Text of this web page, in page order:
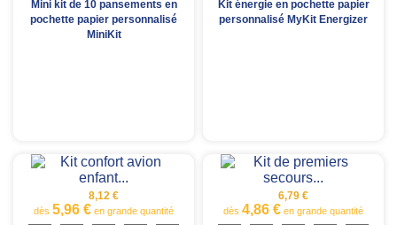
Mini kit de 10 pansements en
pochette papier personnalisé
MiniKit
Kit énergie en pochette papier
personnalisé MyKit Energizer
8,12 €
dès 5,96 € en grande quantité
6,79 €
dès 4,86 € en grande quantité